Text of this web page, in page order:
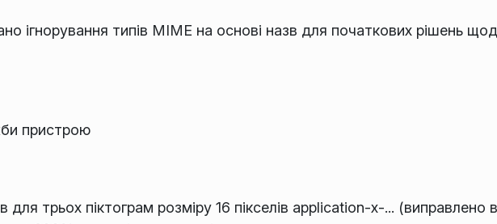
ігнорування типів MIME на основі назв для початкових рішень
пристрою
для трьох піктограм розміру 16 пікселів application-x-... (виправлено